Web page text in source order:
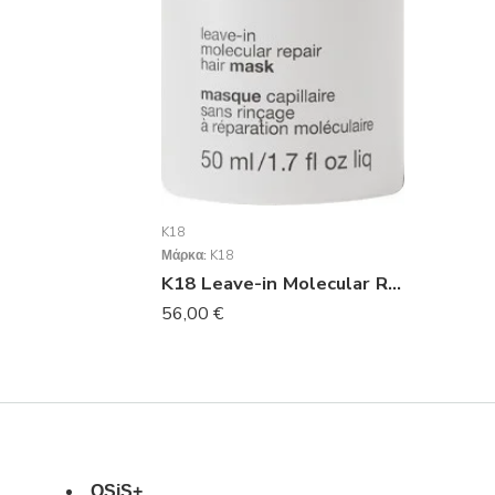
K18
Μάρκα: K18
K18 Leave-in Molecular Repair Μάσκα Μαλλιών για Ενυδάτωση 50ml
56,00 €
OSiS+